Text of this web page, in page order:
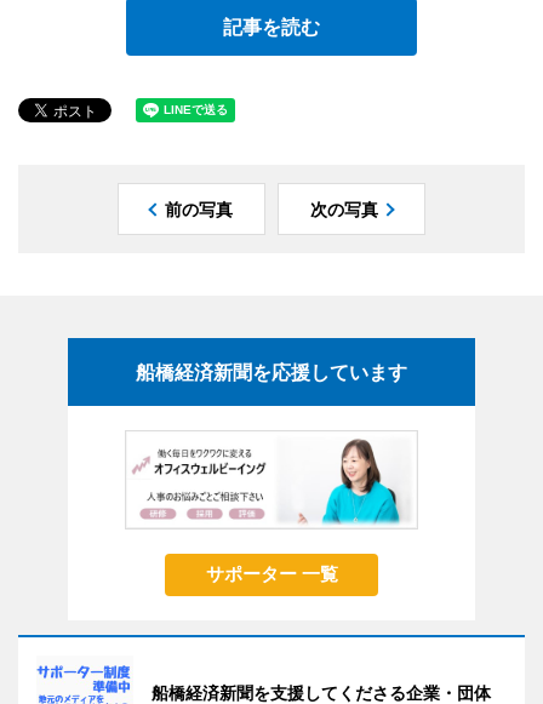
記事を読む
前の写真 次の写真
船橋経済新聞を応援しています
サポーター 一覧
船橋経済新聞を支援してくださる企業・団体